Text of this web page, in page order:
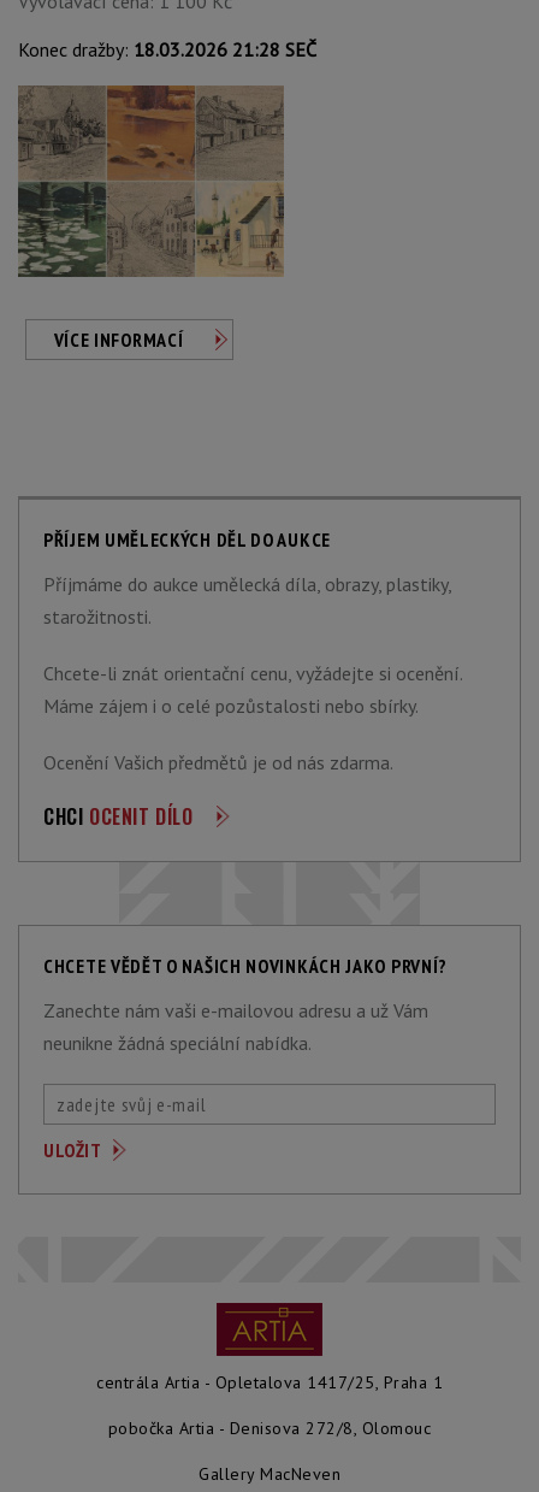
Konec dražby: 18.03.2026 21:28 SEČ
VÍCE INFORMACÍ
PŘÍJEM UMĚLECKÝCH DĚL DO AUKCE
Příjmáme do aukce umělecká díla, obrazy, plastiky,
starožitnosti.
Chcete-li znát orientační cenu, vyžádejte si ocenění.
Máme zájem i o celé pozůstalosti nebo sbírky.
Ocenění Vašich předmětů je od nás zdarma.
CHCI OCENIT DÍLO
CHCETE VĚDĚT O NAŠICH NOVINKÁCH JAKO PRVNÍ?
Zanechte nám vaši e-mailovou adresu a už Vám
neunikne žádná speciální nabídka.
centrála Artia - Opletalova 1417/25, Praha 1
pobočka Artia - Denisova 272/8, Olomouc
Gallery MacNeven